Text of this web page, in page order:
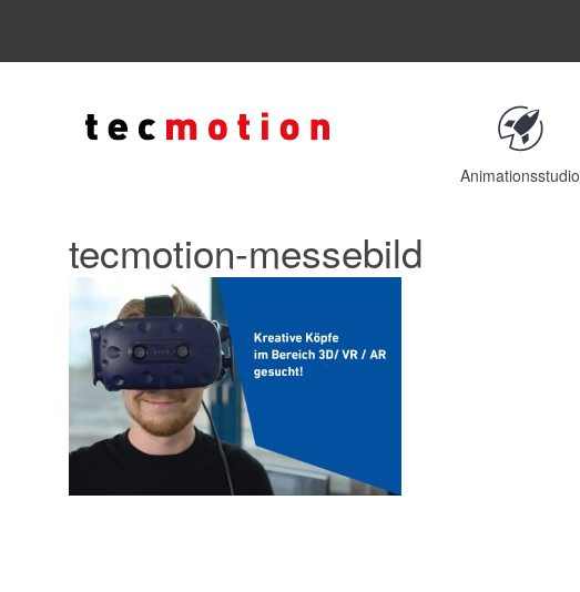
Animationsstudio
tecmotion-messebild